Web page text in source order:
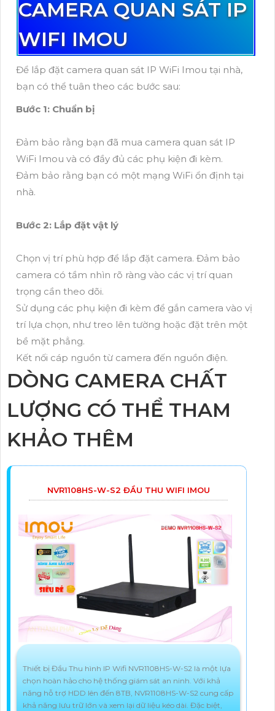
CAMERA QUAN SÁT IP
WIFI IMOU
Để lắp đặt camera quan sát IP WiFi Imou tại nhà,
bạn có thể tuân theo các bước sau:
Bước 1: Chuẩn bị
Đảm bảo rằng bạn đã mua camera quan sát IP
WiFi Imou và có đầy đủ các phụ kiện đi kèm.
Đảm bảo rằng bạn có một mạng WiFi ổn định tại
nhà.
Bước 2: Lắp đặt vật lý
Chọn vị trí phù hợp để lắp đặt camera. Đảm bảo
camera có tầm nhìn rõ ràng vào các vị trí quan
trọng cần theo dõi.
Sử dụng các phụ kiện đi kèm để gắn camera vào vị
trí lựa chọn, như treo lên tường hoặc đặt trên một
bề mặt phẳng.
Kết nối cáp nguồn từ camera đến nguồn điện.
DÒNG CAMERA CHẤT
LƯỢNG CÓ THỂ THAM
KHẢO THÊM
NVR1108HS-W-S2 ĐẦU THU WIFI IMOU
Thiết bị Đầu Thu hình IP Wifi NVR1108HS-W-S2 là một lựa
chọn hoàn hảo cho hệ thống giám sát an ninh. Với khả
năng hỗ trợ HDD lên đến 8TB, NVR1108HS-W-S2 cung cấp
khả năng lưu trữ lớn và xem lại dữ liệu kéo dài. Đặc biệt,